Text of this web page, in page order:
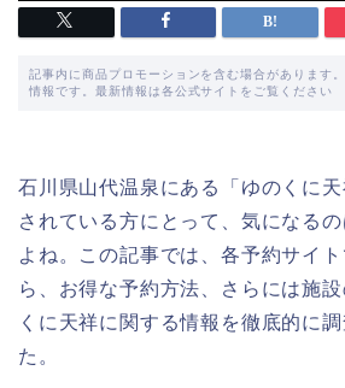
記事内に商品プロモーションを含む場合があります
情報です。最新情報は各公式サイトをご覧ください
石川県山代温泉にある「ゆのくに
されている方にとって、気になる
よね。この記事では、各予約サイ
ら、お得な予約方法、さらには施
くに天祥に関する情報を徹底的に
た。